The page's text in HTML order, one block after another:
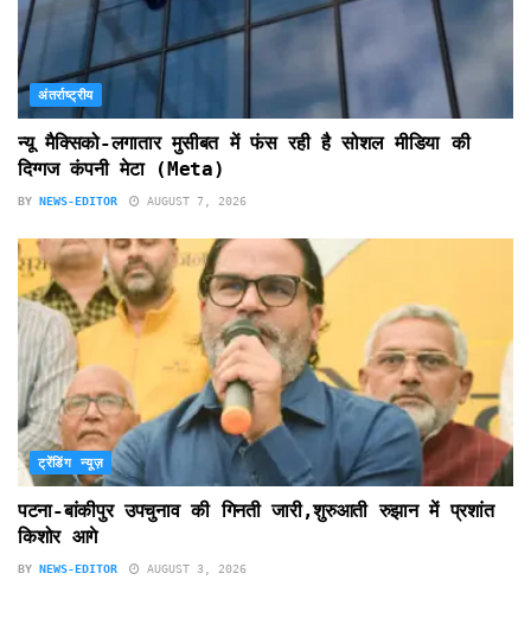
अंतर्राष्ट्रीय
न्यू मैक्सिको-लगातार मुसीबत में फंस रही है सोशल मीडिया की
दिग्गज कंपनी मेटा (Meta)
BY NEWS-EDITOR AUGUST 7, 2026
ट्रेंडिंग न्यूज़
पटना-बांकीपुर उपचुनाव की गिनती जारी,शुरुआती रुझान में प्रशांत
किशोर आगे
BY NEWS-EDITOR AUGUST 3, 2026